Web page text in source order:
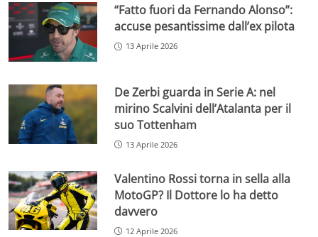
“Fatto fuori da Fernando Alonso”:
accuse pesantissime dall’ex pilota
13 Aprile 2026
De Zerbi guarda in Serie A: nel
mirino Scalvini dell’Atalanta per il
suo Tottenham
13 Aprile 2026
Valentino Rossi torna in sella alla
MotoGP? Il Dottore lo ha detto
davvero
12 Aprile 2026